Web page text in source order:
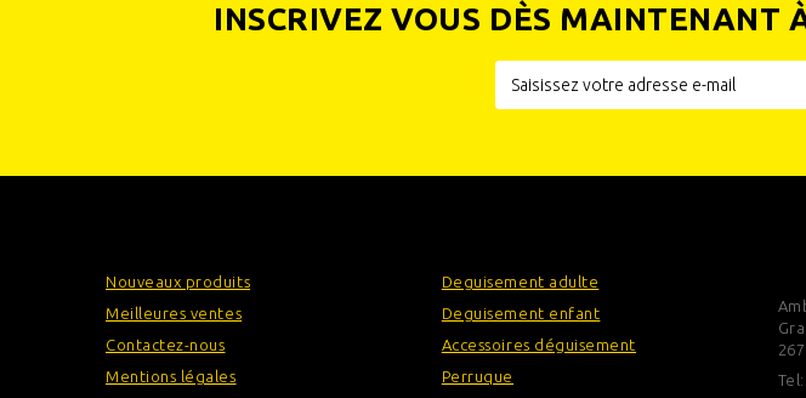
INSCRIVEZ VOUS DÈS MAINTENANT
Nouveaux produits
Meilleures ventes
Contactez-nous
Mentions légales
Deguisement adulte
Deguisement enfant
Accessoires déguisement
Perruque
Tel: